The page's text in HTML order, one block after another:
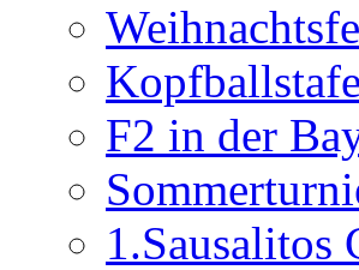
F2 in der
1.Sausalitos